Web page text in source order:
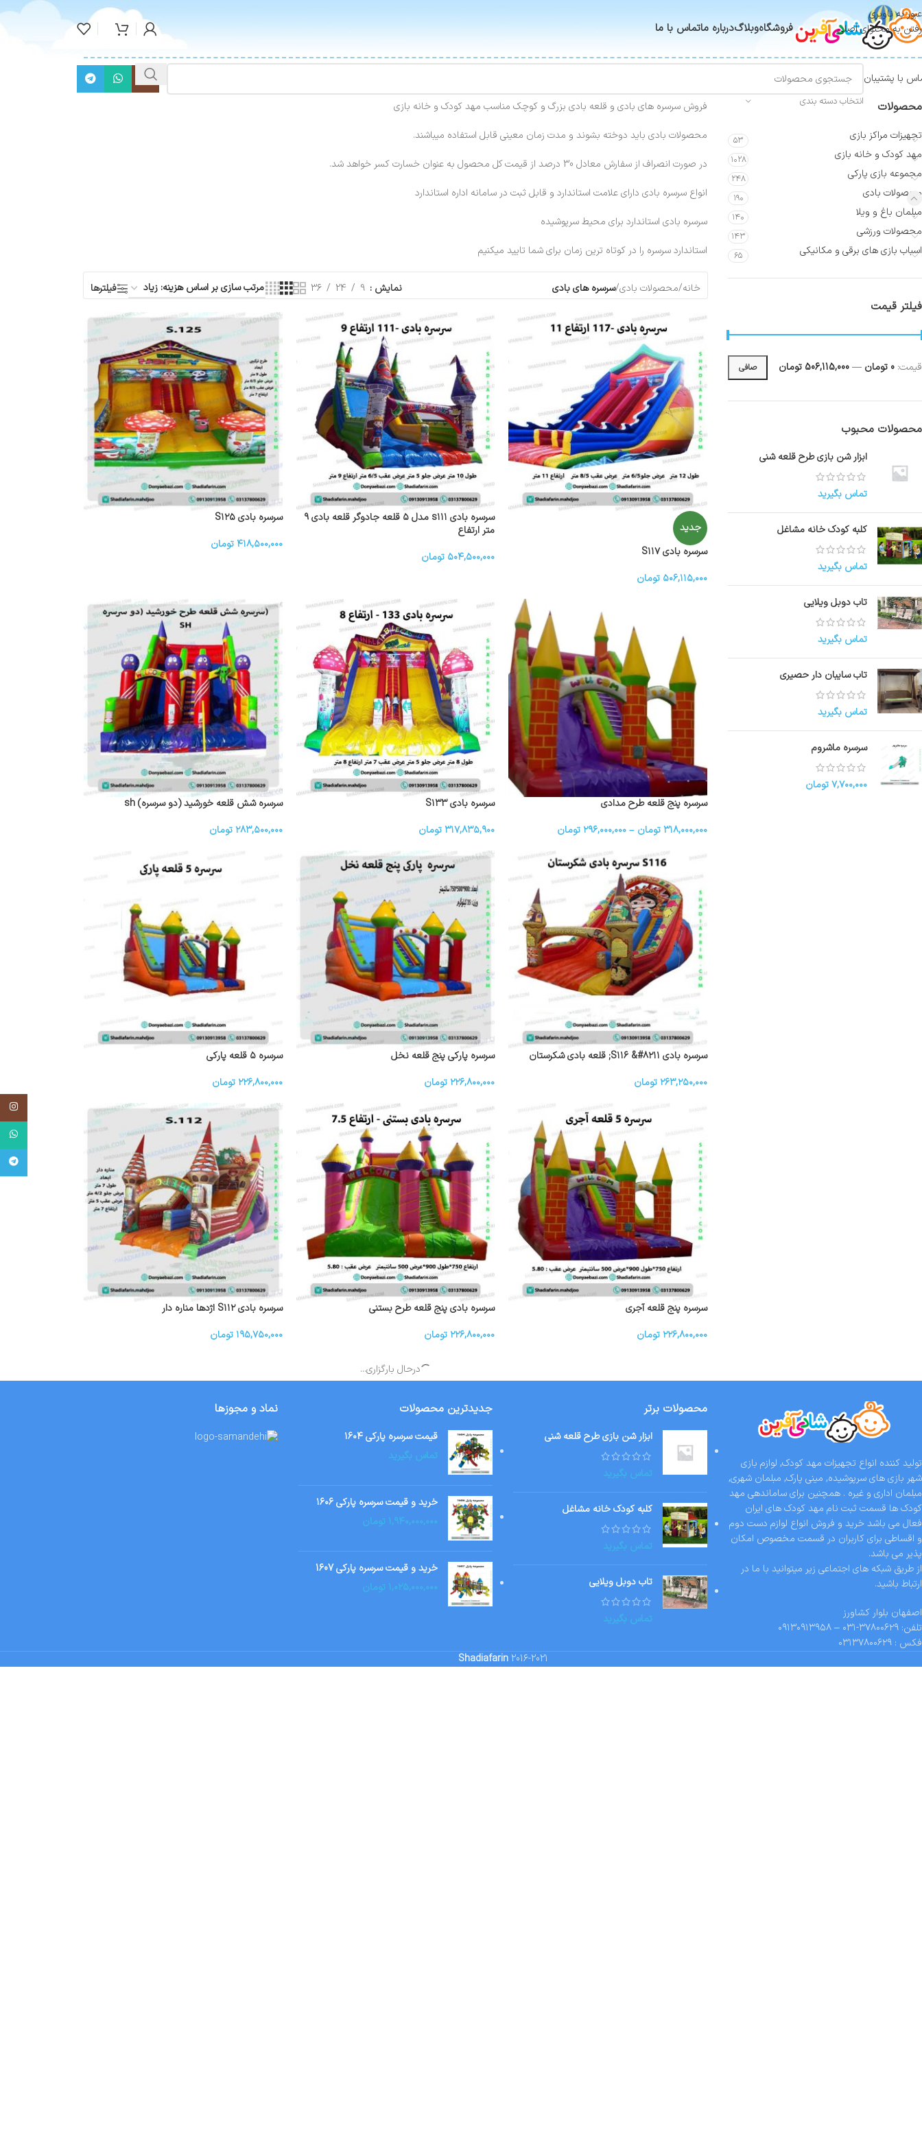
عبور به ناوبری
رفتن به محتوای اصلی
فروشگاهوبلاگدرباره ماتماس با ما
با پشتیبان
انتخاب دسته بندی محصولات
تجهیزات مراکز بازی ۵۳
مهد کودک و خانه بازی ۱۰۲۸
مجموعه بازی پارکی ۲۴۸
محصولات بادی ۱۹۰
مبلمان باغ و ویلا ۱۴۰
محصولات ورزشی ۱۴۳
اسباب بازی های برقی و مکانیکی ۶۵
فیلتر قیمت
صافی قيمت: 0 تومان —506,115,000 تومان
محصولات محبوب
ابزار شن بازی طرح قلعه شنی
تماس بگیرید
کلبه کودک خانه مشاغل
تماس بگیرید
تاب دوبل ویلایی
تماس بگیرید
تاب سایبان دار حصیری
تماس بگیرید
سرسره ماشروم
۷,۷۰۰,۰۰۰تومان
فروش سرسره های بادی و قلعه بادی بزرگ و کوچک مناسب مهد کودک و خانه بازی
محصولات بادی باید دوخته بشوند و مدت زمان معینی قابل استفاده میباشند.
در صورت انصراف از سفارش معادل 30 درصد از قیمت کل محصول به عنوان خسارت کسر خواهد شد.
انواع سرسره بادی دارای علامت استاندارد و قابل ثبت در سامانه اداره استاندارد
سرسره بادی استاندارد برای محیط سرپوشیده
استاندارد سرسره را در کوتاه ترین زمان برای شما تایید میکنیم
خانه/محصولات بادی/سرسره های بادی نمایش 9
24
36 فیلترها
جدید
سرسره بادی S۱۱۷
۵۰۶,۱۱۵,۰۰۰ تومان
سرسره بادی s۱۱۱ مدل ۵ قلعه جادوگر قلعه بادی ۹
متر ارتفاع
۵۰۴,۵۰۰,۰۰۰ تومان
سرسره بادی S۱۲۵
۴۱۸,۵۰۰,۰۰۰ تومان
سرسره پنج قلعه طرح مدادی
۳۱۸,۰۰۰,۰۰۰ تومان –۲۹۶,۰۰۰,۰۰۰ تومان
سرسره بادی S۱۳۳
۳۱۷,۸۳۵,۹۰۰ تومان
سرسره شش قلعه خورشید (دو سرسره) sh
۲۸۳,۵۰۰,۰۰۰ تومان
سرسره بادی S۱۱۶ &#۸۲۱۱; قلعه بادی شکرستان
۲۶۳,۲۵۰,۰۰۰ تومان
سرسره پارکی پنج قلعه نخل
۲۲۶,۸۰۰,۰۰۰ تومان
سرسره ۵ قلعه پارکی
۲۲۶,۸۰۰,۰۰۰ تومان
سرسره پنج قلعه آجری
۲۲۶,۸۰۰,۰۰۰ تومان
سرسره بادی پنج قلعه طرح بستنی
۲۲۶,۸۰۰,۰۰۰ تومان
سرسره بادی S۱۱۲ اژدها مناره دار
۱۹۵,۷۵۰,۰۰۰ تومان
درحال بارگزاری...
تولید کننده انواع تجهیزات مهد کودک, لوازم بازی
شهر بازی های سرپوشیده, مینی پارک, مبلمان شهری,
مبلمان اداری و غیره . همچنین برای ساماندهی مهد
کودک ها قسمت ثبت نام مهد کودک های ایران
فعال می باشد خرید و فروش انواع لوازم دست دوم
و اقساطی برای کاربران در قسمت مخصوص امکان
پذیر می باشد.
از طریق شبکه های اجتماعی زیر میتوانید با ما در
ارتباط باشید.
اصفهان بلوار کشاورز
تلفن: ۳۷۸۰۰۶۲۹-۰۳۱ – ۰۹۱۳۰۹۱۳۹۵۸
فکس : ۰۳۱۳۷۸۰۰۶۲۹
محصولات برتر
ابزار شن بازی طرح قلعه شنی
تماس بگیرید
کلبه کودک خانه مشاغل
تماس بگیرید
تاب دوبل ویلایی
تماس بگیرید
جدیدترین محصولات
قیمت سرسره پارکی ۱۶۰۴
تماس بگیرید
خرید و قیمت سرسره پارکی ۱۶۰۶
۱,۹۴۰,۰۰۰,۰۰۰ تومان
خرید و قیمت سرسره پارکی 1607
۱,۰۲۵,۰۰۰,۰۰۰ تومان
نماد و مجوزها
Shadiafarin 2016-2021
واتساپ
تلگرام